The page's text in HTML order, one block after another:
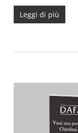
Leggi di più